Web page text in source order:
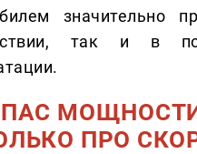
значительно
так и в
ПРО